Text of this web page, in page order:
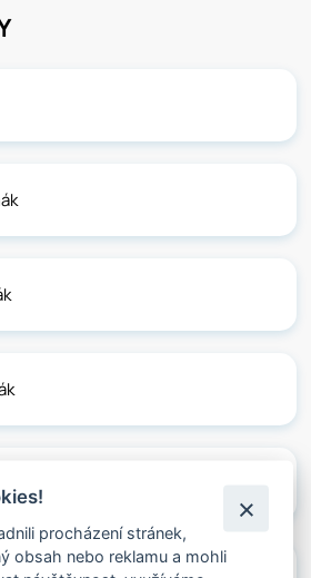
procházení stránek,
obsah nebo reklamu a mohli